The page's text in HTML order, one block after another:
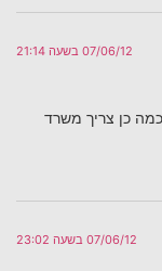
07/06/12 בשעה 21:14
כן צריך משרד
07/06/12 בשעה 23:02